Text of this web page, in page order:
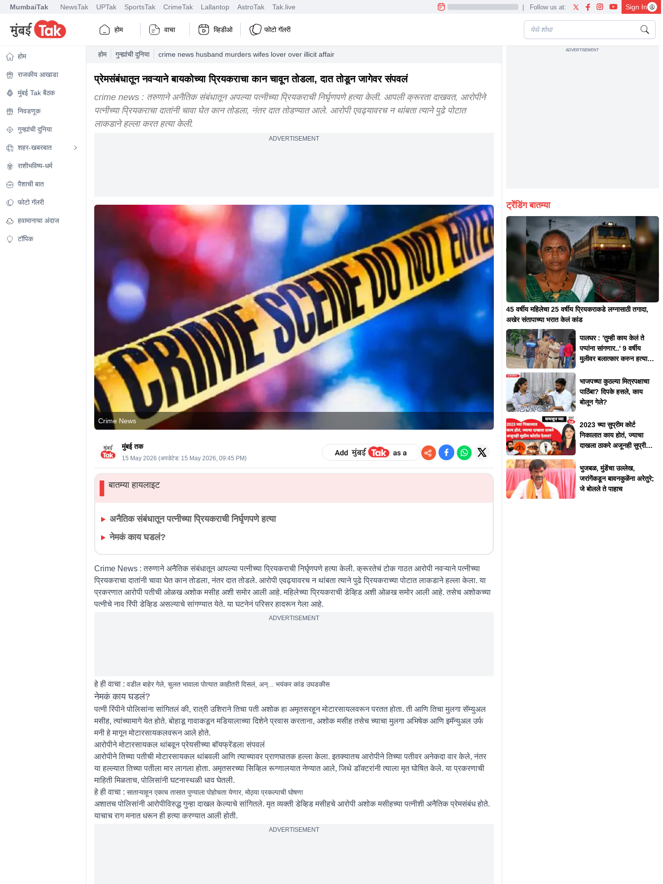
MumbaiTak NewsTak UPTak SportsTak CrimeTak Lallantop AstroTak Tak.live | Follow us at: Sign In
होम वाचा व्हिडीओ फोटो गॅलरी
होम
राजकीय आखाडा
मुंबई Tak बैठक
निवडणूक
गुन्ह्यांची दुनिया
शहर-खबरबात
राशीभविष्य-धर्म
पैशाची बात
फोटो गॅलरी
हवामानाचा अंदाज
टॉपिक
होम गुन्ह्यांची दुनिया crime news husband murders wifes lover over illicit affair
प्रेमसंबंधातून नवऱ्याने बायकोच्या प्रियकराचा कान चावून तोडला, दात तोडून जागेवर संपवलं
crime news : तरुणाने अनैतिक संबंधातून अपल्या पत्नीच्या प्रियकराची निर्घृणपणे हत्या केली. आपली क्रूरता दाखवत, आरोपीने
पत्नीच्या प्रियकराचा दातांनी चावा घेत कान तोडला, नंतर दात तोडण्यात आले. आरोपी एवढ्यावरच न थांबता त्याने पुढे पोटात
लाकडाने हल्ला करत हत्या केली.
ADVERTISEMENT
Crime News
मुंबई तक
15 May 2026 (अपडेटेड: 15 May 2026, 09:45 PM)
▌बातम्या हायलाइट
अनैतिक संबंधातून पत्नीच्या प्रियकराची निर्घृणपणे हत्या
नेमकं काय घडलं?
Crime News : तरुणाने अनैतिक संबंधातून आपल्या पत्नीच्या प्रियकराची निर्घृणपणे हत्या केली. क्रूरतेचं टोक गाठत आरोपी नवऱ्याने पत्नीच्या
प्रियकराचा दातांनी चावा घेत कान तोडला, नंतर दात तोडले. आरोपी एवढ्यावरच न थांबता त्याने पुढे प्रियकराच्या पोटात लाकडाने हल्ला केला. या
प्रकरणात आरोपी पतीची ओळख अशोक मसीह अशी समोर आली आहे. महिलेच्या प्रियकराची डेव्हिड अशी ओळख समोर आली आहे. तसेच अशोकच्या
पत्नीचे नाव रिंपी डेव्हिड असल्याचे सांगण्यात येते. या घटनेनं परिसर हादरून गेला आहे.
ADVERTISEMENT
हे ही वाचा : वडील बाहेर गेले, चुलत भावाला पोत्यात काहीतरी दिसलं, अन्... भयंकर कांड उघडकीस
नेमकं काय घडलं?
पत्नी रिंपीने पोलिसांना सांगितलं की, रात्री उशिराने तिचा पती अशोक हा अमृतसरहून मोटारसायलवरून परतत होता. ती आणि तिचा मुलगा सॅम्युअल
मसीह, त्यांच्यामागे येत होते. बोहाडू गावाकडून मडियालाच्या दिशेने प्रवास करताना, अशोक मसीह तसेच च्याचा मुलगा अभिषेक आणि इमॅन्युअल उर्फ
मनी हे मागून मोटारसायकलवरून आले होते.
आरोपीने मोटारसायकल थांबवून प्रेयसीच्या बॉयफ्रेंडला संपवलं
आरोपीने तिच्या पतीची मोटारसायकल थांबवली आणि त्याच्यावर प्राणघातक हल्ला केला. इतक्यातच आरोपीने तिच्या पतीवर अनेकदा वार केले, नंतर
या हल्ल्यात तिच्या पतीला मार लागला होता. अमृतसरच्या सिव्हिल रूग्णालयात नेण्यात आले, जिथे डॉक्टरांनी त्याला मृत घोषित केले. या प्रकरणाची
माहिती मिळताच, पोलिसांनी घटनास्थळी धाव घेतली.
हे ही वाचा : साताऱ्याहून एकाच तासात पुण्याला पोहोचता येणार, मोठ्या प्रकल्पाची घोषणा
अशातच पोलिसांनी आरोपीविरुद्ध गुन्हा दाखल केल्याचे सांगितले. मृत व्यक्ती डेव्हिड मसीहचे आरोपी अशोक मसीहच्या पत्नीशी अनैतिक प्रेमसंबंध होते.
याचाच राग मनात धरून ही हत्या करण्यात आली होती.
ADVERTISEMENT
ADVERTISEMENT
ट्रेंडिंग बातम्या
45 वर्षीय महिलेचा 25 वर्षीय प्रियकराकडे लग्नासाठी तगादा,
अखेर संतापाच्या भरात केलं कांड
पालघर : 'तुम्ही काय केलं ते
पप्पांना सांगणार..' 9 वर्षीय
मुलीवर बलात्कार करुन हत्या;
भाजपच्या कुठल्या मित्रपक्षाचा
पाठिंबा? दिपके हसले, काय
बोलून गेले?
2023 च्या सुप्रीम कोर्ट
निकालात काय होतं, ज्याचा
दाखला ठाकरे अजूनही सुप्रीम
भुजबळ, मुंडेंचा उल्लेख,
जरांगेंकडून बावनकुळेंना अरेतुरे;
जे बोलले ते पाहाच